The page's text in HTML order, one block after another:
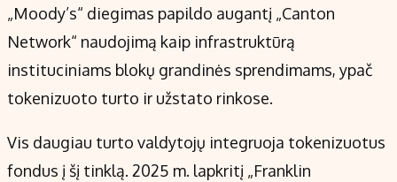
„Moody’s“ diegimas papildo augantį „Canton
Network“ naudojimą kaip infrastruktūrą
instituciniams blokų grandinės sprendimams, ypač
tokenizuoto turto ir užstato rinkose.
Vis daugiau turto valdytojų integruoja tokenizuotus
fondus į šį tinklą. 2025 m. lapkritį „Franklin